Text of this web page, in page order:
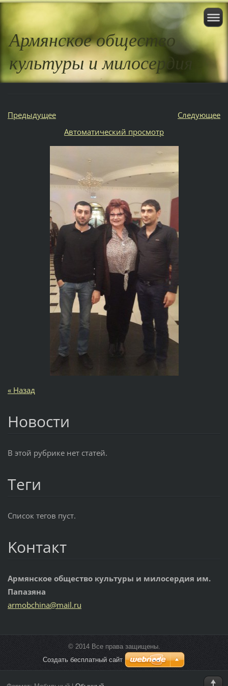
Армянское общество
культуры и милосердия
Предыдущее
Следующее
Aвтоматический просмотр
« Назад
Новости
В этой рубрике нет статей.
Теги
Список тегов пуст.
Koнтакт
Армянское общество культуры и милосердия им.
Папазяна
armobchina@mail.ru
© 2014 Все права защищены.
Создать бесплатный сайт